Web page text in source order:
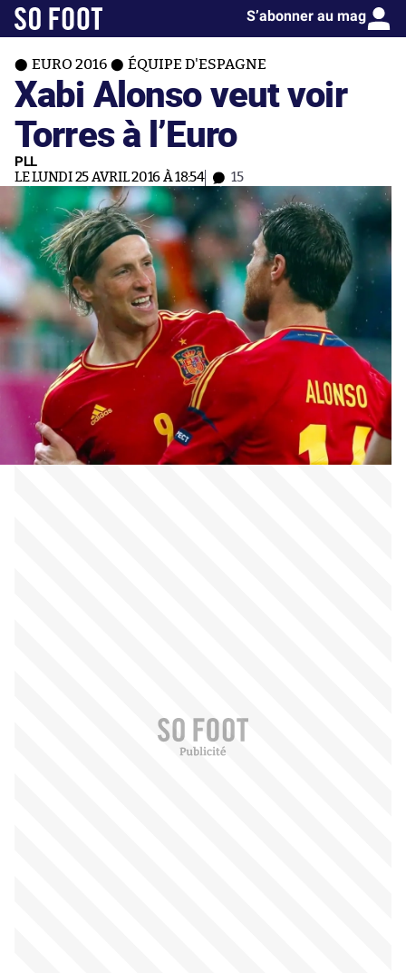
S’abonner au mag
EURO 2016 ÉQUIPE D'ESPAGNE
Xabi Alonso veut voir
Torres à l’Euro
PLL
LE LUNDI 25 AVRIL 2016 À 18:54 15